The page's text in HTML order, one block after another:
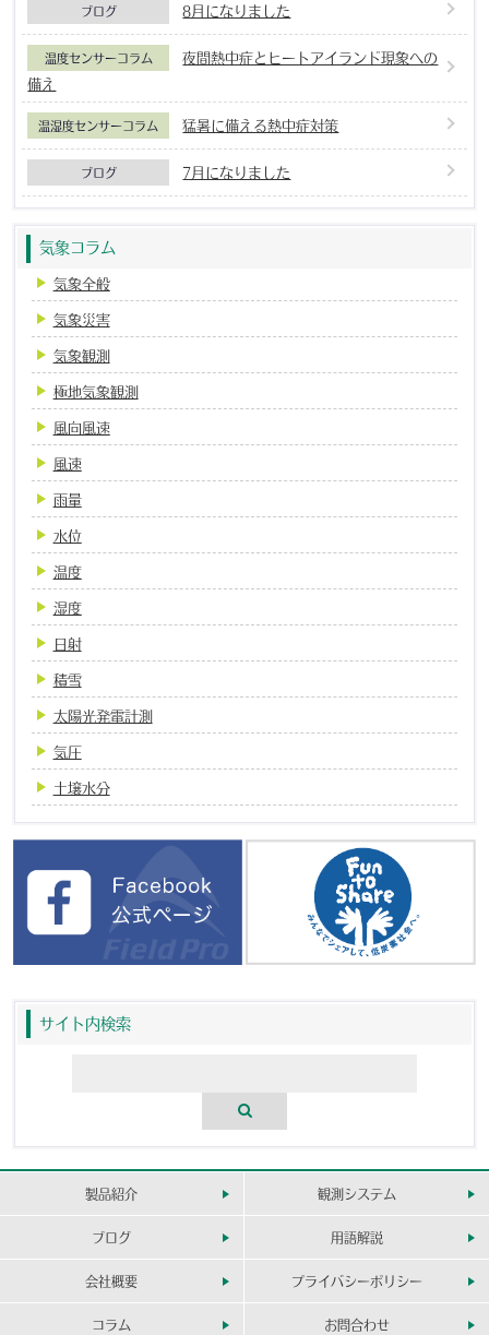
ブログ 8月になりました
温度センサーコラム
夜間熱中症とヒートアイランド現象への
備え
温湿度センサーコラム 猛暑に備える熱中症対策
ブログ 7月になりました
気象コラム
気象全般
気象災害
気象観測
極地気象観測
風向風速
風速
雨量
水位
温度
湿度
日射
積雪
太陽光発電計測
気圧
土壌水分
サイト内検索
製品紹介 観測システム
ブログ 用語解説
会社概要 プライバシーポリシー
コラム お問合わせ